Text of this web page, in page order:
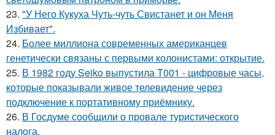
23. "У Него Кукуха Чуть-чуть Свистанет и он Меня
Избивает".
24. Более миллиона современных американцев
генетически связаны с первыми колонистами: открытие.
25. В 1982 году Seiko выпустила T001 - цифровые часы,
которые показывали живое телевидение через
подключение к портативному приёмнику.
26. В Госдуме сообщили о провале туристического
налога.